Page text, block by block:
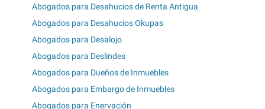
Abogados para Desahucios de Renta Antigua
Abogados para Desahucios Okupas
Abogados para Desalojo
Abogados para Deslindes
Abogados para Dueños de Inmuebles
Abogados para Embargo de Inmuebles
Abogados para Enervación